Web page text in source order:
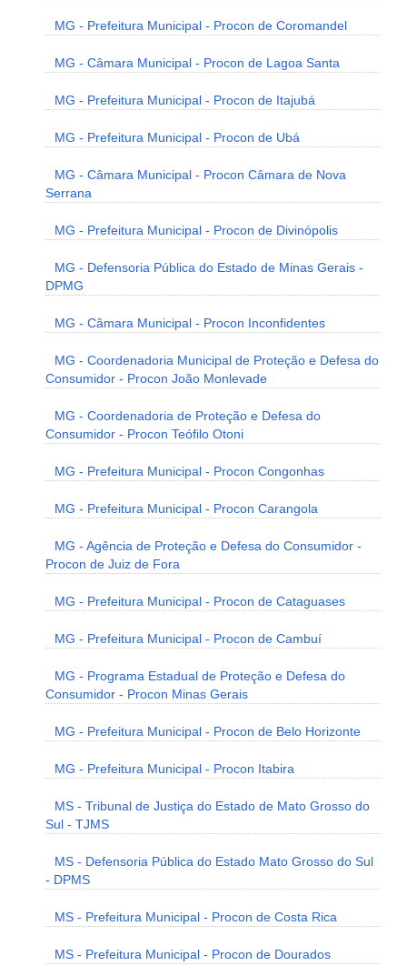
MG - Prefeitura Municipal - Procon de Coromandel
MG - Câmara Municipal - Procon de Lagoa Santa
MG - Prefeitura Municipal - Procon de Itajubá
MG - Prefeitura Municipal - Procon de Ubá
MG - Câmara Municipal - Procon Câmara de Nova
Serrana
MG - Prefeitura Municipal - Procon de Divinópolis
MG - Defensoria Pública do Estado de Minas Gerais -
DPMG
MG - Câmara Municipal - Procon Inconfidentes
MG - Coordenadoria Municipal de Proteção e Defesa do
Consumidor - Procon João Monlevade
MG - Coordenadoria de Proteção e Defesa do
Consumidor - Procon Teófilo Otoni
MG - Prefeitura Municipal - Procon Congonhas
MG - Prefeitura Municipal - Procon Carangola
MG - Agência de Proteção e Defesa do Consumidor -
Procon de Juiz de Fora
MG - Prefeitura Municipal - Procon de Cataguases
MG - Prefeitura Municipal - Procon de Cambuí
MG - Programa Estadual de Proteção e Defesa do
Consumidor - Procon Minas Gerais
MG - Prefeitura Municipal - Procon de Belo Horizonte
MG - Prefeitura Municipal - Procon Itabira
MS - Tribunal de Justiça do Estado de Mato Grosso do
Sul - TJMS
MS - Defensoria Pública do Estado Mato Grosso do Sul
- DPMS
MS - Prefeitura Municipal - Procon de Costa Rica
MS - Prefeitura Municipal - Procon de Dourados